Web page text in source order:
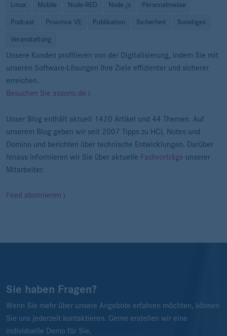
Linux Mobile Node-RED Node.js Personalmesse
Podcast Proxmox VE Publikation Sicherheit Sonstiges
Veranstaltung
Unsere Kunden profitieren von der Digitalisierung, indem Sie mit
unseren Software-Lösungen Ihre Ziele effizienter und sicherer
erreichen.
Besuchen Sie assono.de
Unser Blog enthält aktuell 1420 Artikel und 44 Themen. Auf
unserem Blog geben wir seit 2007 Tipps zu HCL Notes und
Domino und berichten über technische Entwicklungen. Darüber
hinaus informieren wir Sie über aktuelle Fachvorträge unserer
Mitarbeiter.
Feed abonnieren
Sie haben Fragen?
Wenn Sie mehr über unsere Angebote erfahren möchten, können
Sie uns jederzeit kontaktieren. Gerne erstellen wir eine
individuelle Demo für Sie.